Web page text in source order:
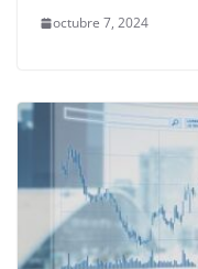
octubre 7, 2024